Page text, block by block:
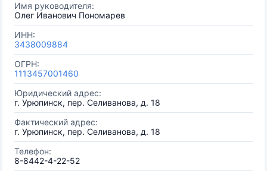
Имя руководителя:
Олег Иванович Пономарев
ИНН:
3438009884
ОГРН:
1113457001460
Юридический адрес:
г. Урюпинск, пер. Селиванова, д. 18
Фактический адрес:
г. Урюпинск, пер. Селиванова, д. 18
Телефон:
8-8442-4-22-52